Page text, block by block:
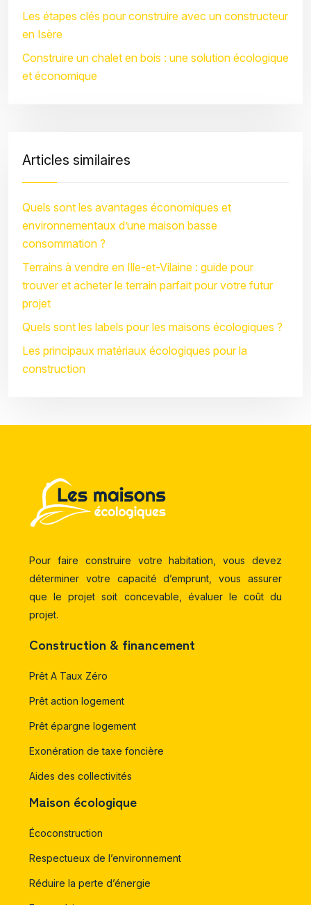
Les étapes clés pour construire avec un constructeur
en Isère
Construire un chalet en bois : une solution écologique
et économique
Articles similaires
Quels sont les avantages économiques et
environnementaux d’une maison basse
consommation ?
Terrains à vendre en Ille-et-Vilaine : guide pour
trouver et acheter le terrain parfait pour votre futur
projet
Quels sont les labels pour les maisons écologiques ?
Les principaux matériaux écologiques pour la
construction
Pour faire construire votre habitation, vous devez
déterminer votre capacité d’emprunt, vous assurer
que le projet soit concevable, évaluer le coût du
projet.
Construction & financement
Prêt A Taux Zéro
Prêt action logement
Prêt épargne logement
Exonération de taxe foncière
Aides des collectivités
Maison écologique
Écoconstruction
Respectueux de l’environnement
Réduire la perte d’énergie